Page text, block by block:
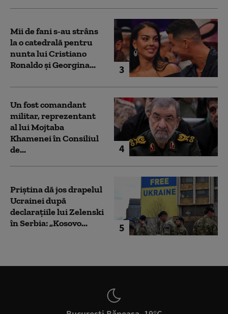
3
Mii de fani s-au strâns
la o catedrală pentru
nunta lui Cristiano
Ronaldo şi Georgina...
4
Un fost comandant
militar, reprezentant
al lui Mojtaba
Khamenei în Consiliul
de...
5
Priștina dă jos drapelul
Ucrainei după
declarațiile lui Zelenski
în Serbia: „Kosovo...